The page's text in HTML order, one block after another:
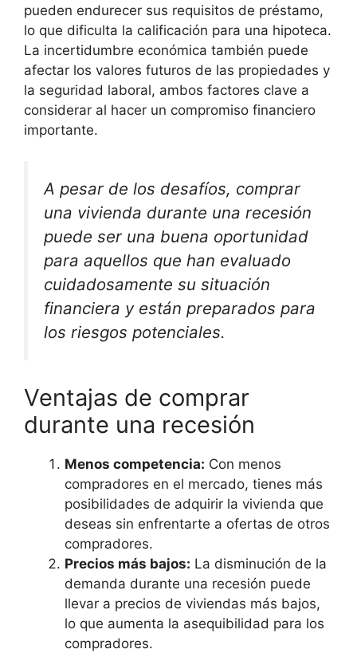
pueden endurecer sus requisitos de préstamo,
lo que dificulta la calificación para una hipoteca.
La incertidumbre económica también puede
afectar los valores futuros de las propiedades y
la seguridad laboral, ambos factores clave a
considerar al hacer un compromiso financiero
importante.
A pesar de los desafíos, comprar
una vivienda durante una recesión
puede ser una buena oportunidad
para aquellos que han evaluado
cuidadosamente su situación
financiera y están preparados para
los riesgos potenciales.
Ventajas de comprar
durante una recesión
Menos competencia: Con menos
compradores en el mercado, tienes más
posibilidades de adquirir la vivienda que
deseas sin enfrentarte a ofertas de otros
compradores.
Precios más bajos: La disminución de la
demanda durante una recesión puede
llevar a precios de viviendas más bajos,
lo que aumenta la asequibilidad para los
compradores.